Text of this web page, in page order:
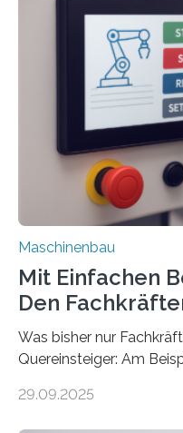
Maschinenbau
Mit Einfachen
Den
Was bisher nur
Quereinsteiger: Am
Mensch-Maschine-
29.09.2025